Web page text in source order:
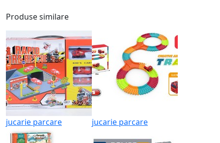
Produse similare
jucarie parcare jucarie parcare